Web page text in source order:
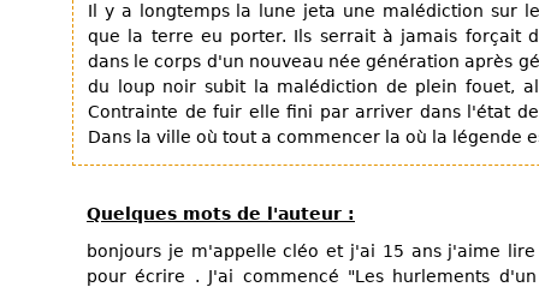
Il y a longtemps la lune jeta une malédiction sur
que la terre eu porter. Ils serrait à jamais forçait
dans le corps d'un nouveau née génération après
du loup noir subit la malédiction de plein fouet,
Contrainte de fuir elle fini par arriver dans l'état de
Dans la ville où tout a commencer la où la légende
Quelques mots de l'auteur :
bonjours je m'appelle cléo et j'ai 15 ans j'aime
pour écrire . J'ai commencé "Les hurlements